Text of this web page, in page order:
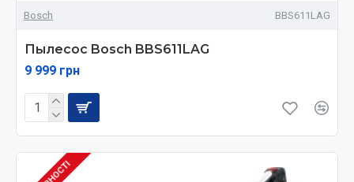
Bosch BBS611LAG
Пылесос Bosch BBS611LAG
9 999 грн